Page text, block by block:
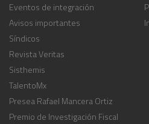
Eventos de integración
Avisos importantes
Síndicos
Revista Veritas
Sisthemis
TalentoMx
Presea Rafael Mancera Ortiz
Premio de Investigación Fiscal